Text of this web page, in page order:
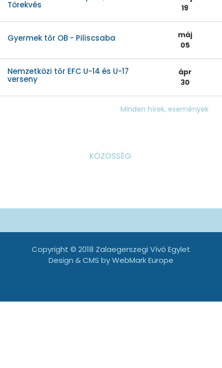
Törekvés
19
Gyermek tőr OB - Piliscsaba
máj
05
Nemzetközi tőr EFC U-14 és U-17
verseny
ápr
30
Minden hírek, események
KÖZÖSSÉG
Copyright © 2018 Zalaegerszegi Vívó Egylet
Design & CMS byWebMark Europe